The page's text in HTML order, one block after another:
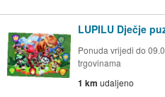
LUPILU Dječje
Ponuda vrijedi do
trgovinama
1 km udaljeno